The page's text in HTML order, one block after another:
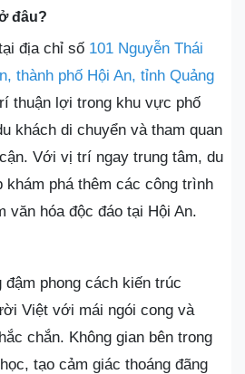
đâu?
địa chỉ số 101 Nguyễn Thái
thành phố Hội An, tỉnh Quảng
thuận lợi trong khu vực phố
khách di chuyển và tham quan
Với vị trí ngay trung tâm, du
khám phá thêm các công trình
văn hóa độc đáo tại Hội An.
đậm phong cách kiến trúc
Việt với mái ngói cong và
chắn. Không gian bên trong
tạo cảm giác thoáng đãng